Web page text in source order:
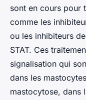
sont en cours pour
comme les
ou les inhibiteurs
STAT. Ces
signalisation qui
dans les
mastocytose, dans